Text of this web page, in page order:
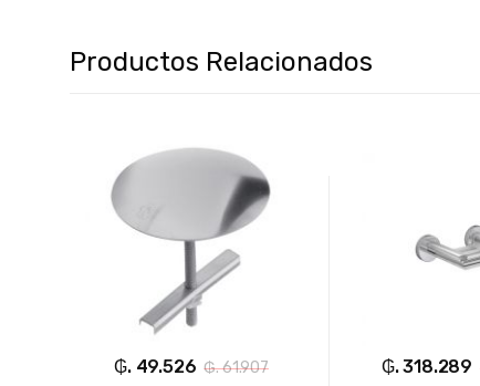
Productos Relacionados
₲. 49.526 ₲. 61.907
₲. 318.289